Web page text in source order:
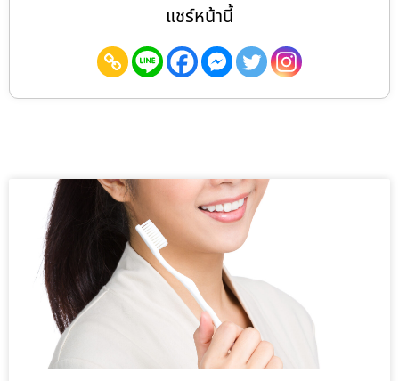
แชร์หน้านี้